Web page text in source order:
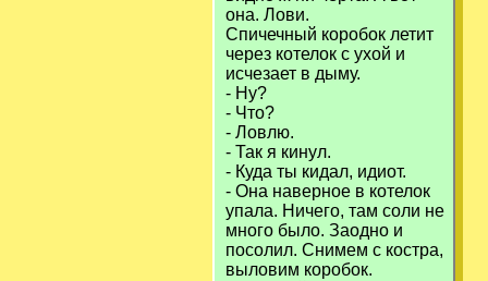
она. Лови.
Спичечный коробок летит
через котелок с ухой и
исчезает в дыму.
- Ну?
- Что?
- Ловлю.
- Так я кинул.
- Куда ты кидал, идиот.
- Она наверное в котелок
упала. Ничего, там соли не
много было. Заодно и
посолил. Снимем с костра,
выловим коробок.